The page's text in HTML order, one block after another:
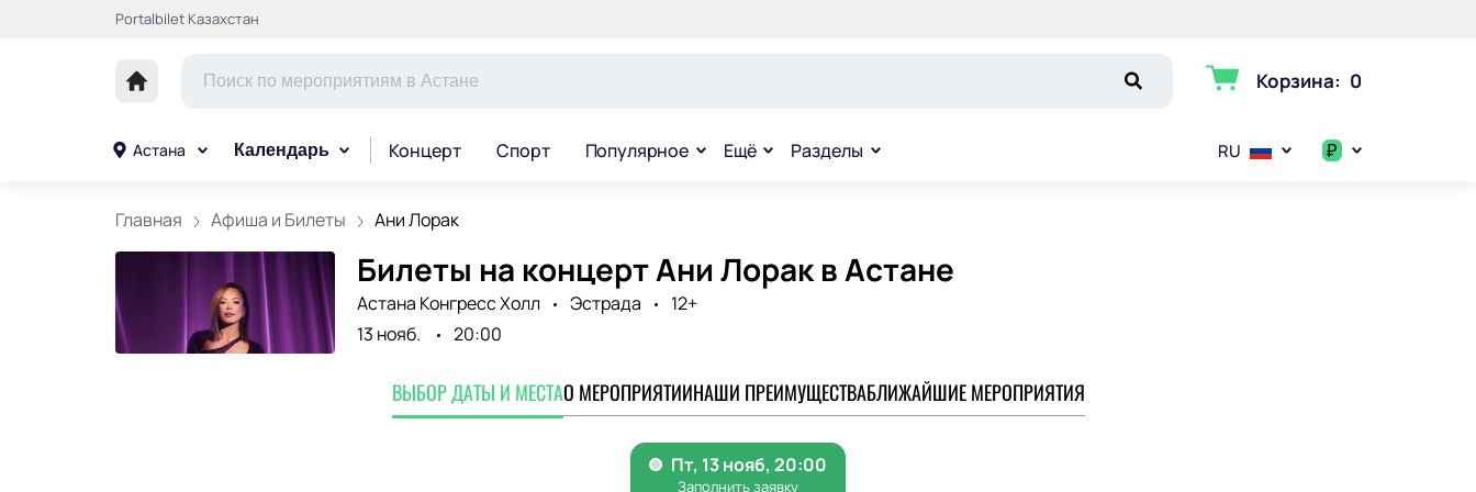
Portalbilet Казахстан
Корзина: 0
Астана Календарь Концерт Спорт Популярное Ещё Разделы RU ₽
Главная Афиша и Билеты Ани Лорак
Билеты на концерт Ани Лорак в Астане
Астана Конгресс Холл Эстрада
12+
13 нояб.
20:00
ВЫБОР ДАТЫ И МЕСТАО МЕРОПРИЯТИИНАШИ ПРЕИМУЩЕСТВАБЛИЖАЙШИЕ МЕРОПРИЯТИЯ